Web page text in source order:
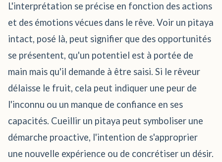
L'interprétation se précise en fonction des actions
et des émotions vécues dans le rêve. Voir un pitaya
intact, posé là, peut signifier que des opportunités
se présentent, qu'un potentiel est à portée de
main mais qu'il demande à être saisi. Si le rêveur
délaisse le fruit, cela peut indiquer une peur de
l'inconnu ou un manque de confiance en ses
capacités. Cueillir un pitaya peut symboliser une
démarche proactive, l'intention de s'approprier
une nouvelle expérience ou de concrétiser un désir.